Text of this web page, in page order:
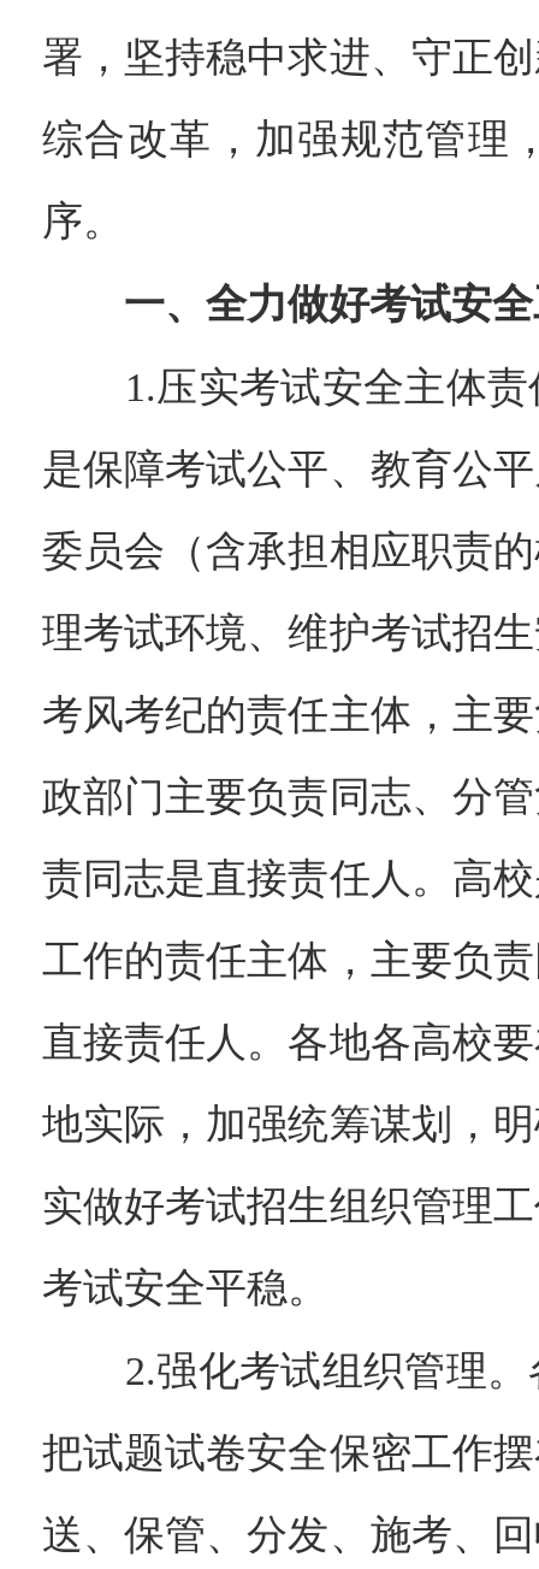
署，坚持稳中求进、守正
综合改革，加强规范管理
序。
一、全力做好考试安全
1.压实考试安全主体责
是保障考试公平、教育公
委员会（含承担相应职责
理考试环境、维护考试招
考风考纪的责任主体，主
政部门主要负责同志、分
责同志是直接责任人。高
工作的责任主体，主要负
直接责任人。各地各高校
地实际，加强统筹谋划，
实做好考试招生组织管理
考试安全平稳。
2.强化考试组织管理。
把试题试卷安全保密工作
送、保管、分发、施考、